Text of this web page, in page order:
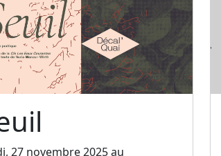
27 novembre 2025 au